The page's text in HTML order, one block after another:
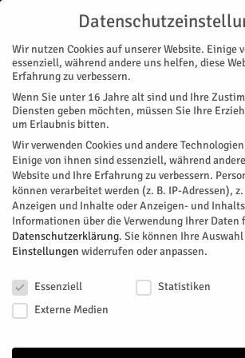
Start Autoren Beiträge von Judith Volkmer
Judith Volkmer
Geschichten, Menschen und neue Perspektiven
Blick auf die Welt erweitert, begeistert mich.
und mit offenem Blick für gesellschaftliche
Wir nutzen Cookies auf unserer Website. Einige
essenziell, während andere uns helfen, diese
Erfahrung zu verbessern.
Wenn Sie unter 16 Jahre alt sind und Ihre
Diensten geben möchten, müssen Sie Ihre
um Erlaubnis bitten.
Wir verwenden Cookies und andere
Einige von ihnen sind essenziell, während
Website und Ihre Erfahrung zu verbessern.
können verarbeitet werden (z. B. IP-Adressen),
Anzeigen und Inhalte oder Anzeigen- und
Informationen über die Verwendung Ihrer Daten
Datenschutzerklärung. Sie können Ihre
Einstellungen widerrufen oder anpassen.
Essenziell
Statistiken
Externe Medien